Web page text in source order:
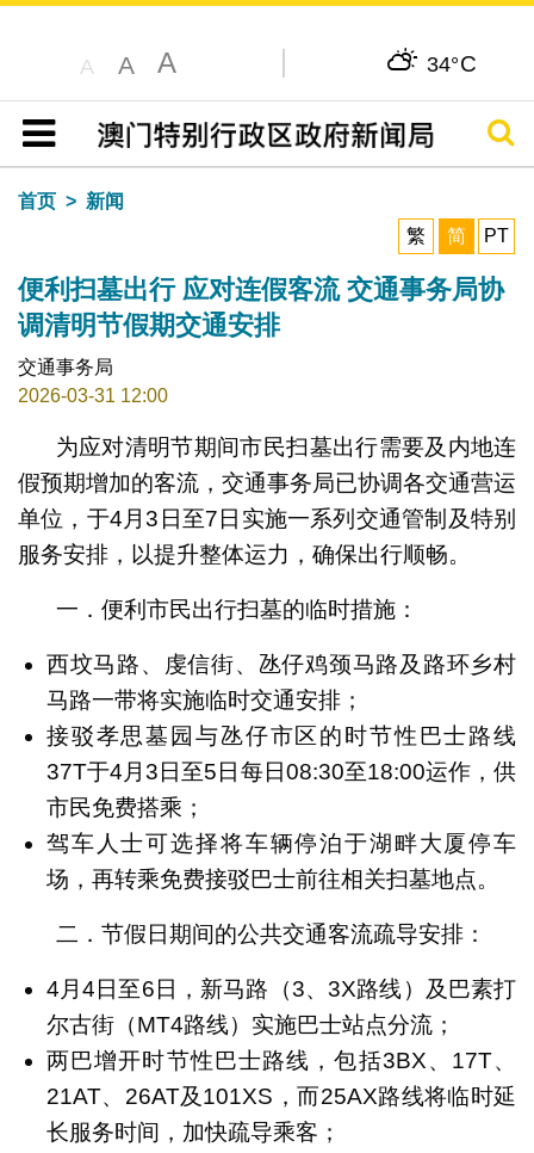
A A A 34°C
目录
搜寻
首页
新闻
繁
简 PT
便利扫墓出行 应对连假客流 交通事务局协
调清明节假期交通安排
交通事务局
2026-03-31 12:00
为应对清明节期间市民扫墓出行需要及内地连
假预期增加的客流，交通事务局已协调各交通营运
单位，于4月3日至7日实施一系列交通管制及特别
服务安排，以提升整体运力，确保出行顺畅。
一．便利市民出行扫墓的临时措施：
西坟马路、虔信街、氹仔鸡颈马路及路环乡村
马路一带将实施临时交通安排；
接驳孝思墓园与氹仔市区的时节性巴士路线
37T于4月3日至5日每日08:30至18:00运作，供
市民免费搭乘；
驾车人士可选择将车辆停泊于湖畔大厦停车
场，再转乘免费接驳巴士前往相关扫墓地点。
二．节假日期间的公共交通客流疏导安排：
4月4日至6日，新马路（3、3X路线）及巴素打
尔古街（MT4路线）实施巴士站点分流；
两巴增开时节性巴士路线，包括3BX、17T、
21AT、26AT及101XS，而25AX路线将临时延
长服务时间，加快疏导乘客；